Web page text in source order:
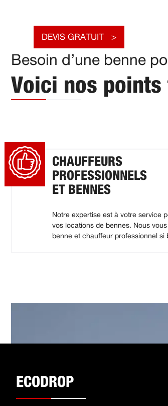
DEVIS GRATUIT
Besoin d’une benne
Voici nos points
CHAUFFEURS
PROFESSIONNELS
ET BENNES
Notre expertise est à votre service
vos locations de bennes. Nous
benne et chauffeur professionnel si
ECODROP